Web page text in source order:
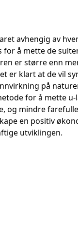
avhengig av
å mette de
er større enn
er klart at de vil
på
for å mette u-
og mindre
en positiv
utviklingen.